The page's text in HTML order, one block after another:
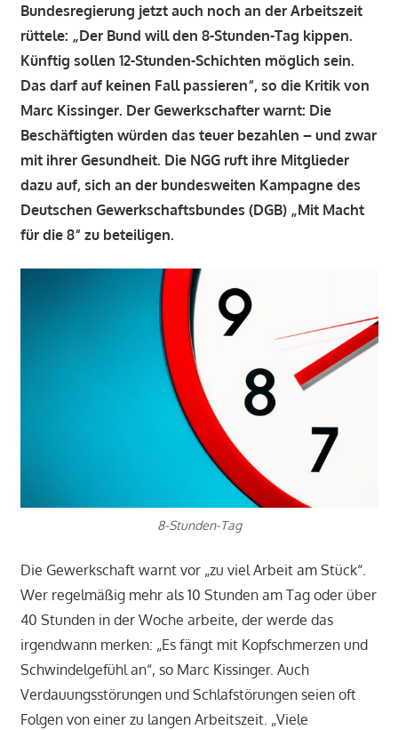
Bundesregierung jetzt auch noch an der Arbeitszeit
rüttele: „Der Bund will den 8-Stunden-Tag kippen.
Künftig sollen 12-Stunden-Schichten möglich sein.
Das darf auf keinen Fall passieren“, so die Kritik von
Marc Kissinger. Der Gewerkschafter warnt: Die
Beschäftigten würden das teuer bezahlen – und zwar
mit ihrer Gesundheit. Die NGG ruft ihre Mitglieder
dazu auf, sich an der bundesweiten Kampagne des
Deutschen Gewerkschaftsbundes (DGB) „Mit Macht
für die 8“ zu beteiligen.
8-Stunden-Tag
Die Gewerkschaft warnt vor „zu viel Arbeit am Stück“.
Wer regelmäßig mehr als 10 Stunden am Tag oder über
40 Stunden in der Woche arbeite, der werde das
irgendwann merken: „Es fängt mit Kopfschmerzen und
Schwindelgefühl an“, so Marc Kissinger. Auch
Verdauungsstörungen und Schlafstörungen seien oft
Folgen von einer zu langen Arbeitszeit. „Viele